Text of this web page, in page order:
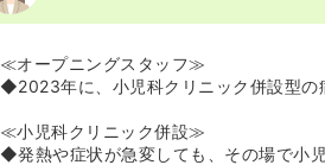
≪オープニングスタッフ≫
◆2023年に、小児科クリニック併設型の
≪小児科クリニック併設≫
◆発熱や症状が急変しても、その場で小